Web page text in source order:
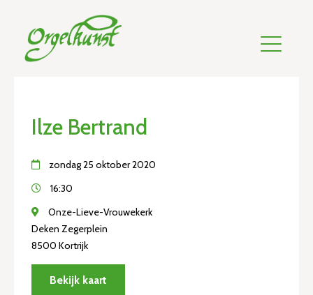
Ilze Bertrand
zondag 25 oktober 2020
16:30
Onze-Lieve-Vrouwekerk
Deken Zegerplein
8500 Kortrijk
Bekijk kaart